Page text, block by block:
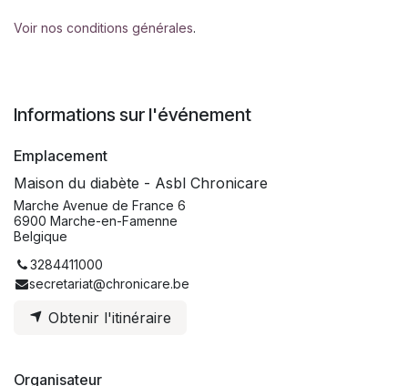
Voir nos conditions générales.
Informations sur l'événement
Emplacement
Maison du diabète - Asbl Chronicare
Marche Avenue de France 6
6900 Marche-en-Famenne
Belgique
3284411000
secretariat@chronicare.be
Obtenir l'itinéraire
Organisateur